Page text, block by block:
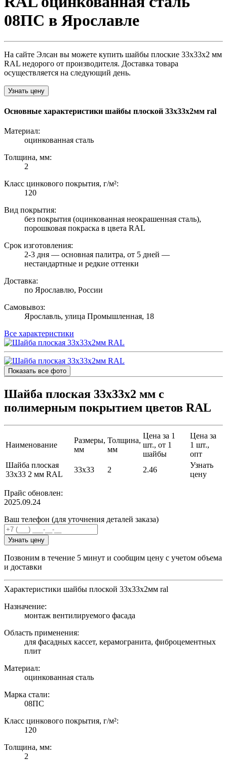
08ПС в Ярославле
На сайте Элсан вы можете купить шайбы плоские 33х33х2 мм
RAL недорого от производителя. Доставка товара
осуществляется на следующий день.
Узнать цену
Основные характеристики шайбы плоской 33х33х2мм ral
Материал:
оцинкованная сталь
Толщина, мм:
2
Класс цинкового покрытия, г/м²:
120
Вид покрытия:
без покрытия (оцинкованная неокрашенная сталь),
порошковая покраска в цвета RAL
Срок изготовления:
2-3 дня — основная палитра, от 5 дней —
нестандартные и редкие оттенки
Доставка:
по Ярославлю, России
Самовывоз:
Ярославль, улица Промышленная, 18
Все характеристики
Показать все фото
Шайба плоская 33х33х2 мм с
полимерным покрытием цветов RAL
Наименование
Размеры,
мм
Толщина,
мм
Цена за 1
шт., от 1
шайбы
Цена за
1 шт.,
опт
Шайба плоская
33х33 2 мм RAL
33х33 2 2.46
Узнать
цену
Прайс обновлен:
2025.09.24
Ваш телефон (для уточнения деталей заказа)
Узнать цену
Позвоним в течение 5 минут и сообщим цену с учетом объема
и доставки
Характеристики шайбы плоской 33х33х2мм ral
Назначение:
монтаж вентилируемого фасада
Область применения:
для фасадных кассет, керамогранита, фиброцементных
плит
Материал:
оцинкованная сталь
Марка стали:
08ПС
Класс цинкового покрытия, г/м²:
120
Толщина, мм:
2